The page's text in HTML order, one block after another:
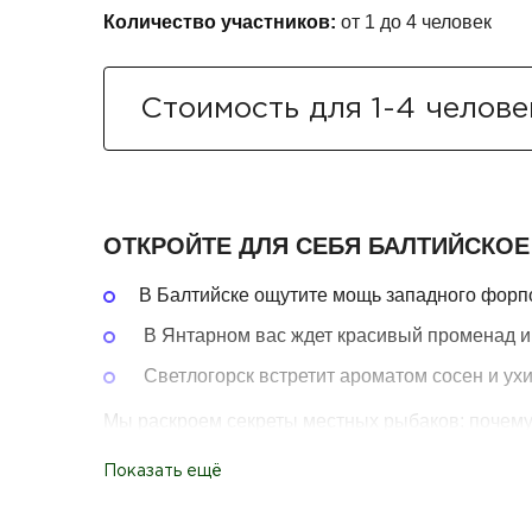
Количество участников: от 1 до 4 человек
Стоимость для 1-4
ОТКРОЙТЕ ДЛЯ СЕБЯ
В Балтийске ощутите мощь западного
В Янтарном вас ждет красивый променад
Светлогорск встретит ароматом сосен и
Мы раскроем секреты местных рыбаков:
В вашем меню: нежная строганина, копченый
Показать ещё